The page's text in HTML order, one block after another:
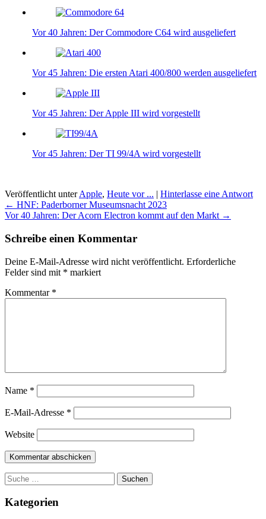
Vor 40 Jahren: Der Commodore C64 wird ausgeliefert
Vor 45 Jahren: Die ersten Atari 400/800 werden ausgeliefert
Vor 45 Jahren: Der Apple III wird vorgestellt
Vor 45 Jahren: Der TI 99/4A wird vorgestellt
Veröffentlicht unterApple, Heute vor ... | Hinterlasse eine Antwort
Beitragsnavigation
← HNF: Paderborner Museumsnacht 2023
Vor 40 Jahren: Der Acorn Electron kommt auf den Markt →
Schreibe einen Kommentar
Deine E-Mail-Adresse wird nicht veröffentlicht. Erforderliche
Felder sind mit * markiert
Kommentar *
Name *
E-Mail-Adresse *
Website
Suchen
Kategorien